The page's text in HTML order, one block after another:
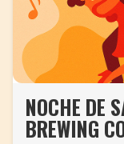
Artículos
Videos
Glosario
NOCHE DE
BREWING